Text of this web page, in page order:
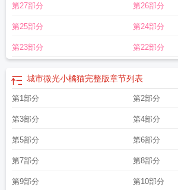
么歌城市微光下的奋斗身影作文 微光城市完整版免费
光这首歌表达什么意思
微光城市完整版城市微光作
价
第27部分 第26部分
第25部分 第24部分
第23部分 第22部分
城市微光小橘猫完整版章节列表
第1部分 第2部分
第3部分 第4部分
第5部分 第6部分
第7部分 第8部分
第9部分 第10部分